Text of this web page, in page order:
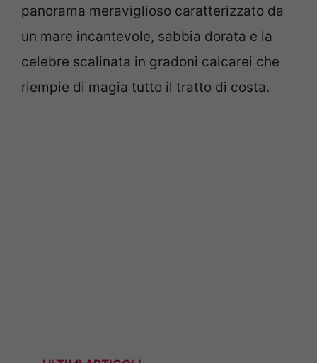
panorama meraviglioso caratterizzato da
un mare incantevole, sabbia dorata e la
celebre scalinata in gradoni calcarei che
riempie di magia tutto il tratto di costa.